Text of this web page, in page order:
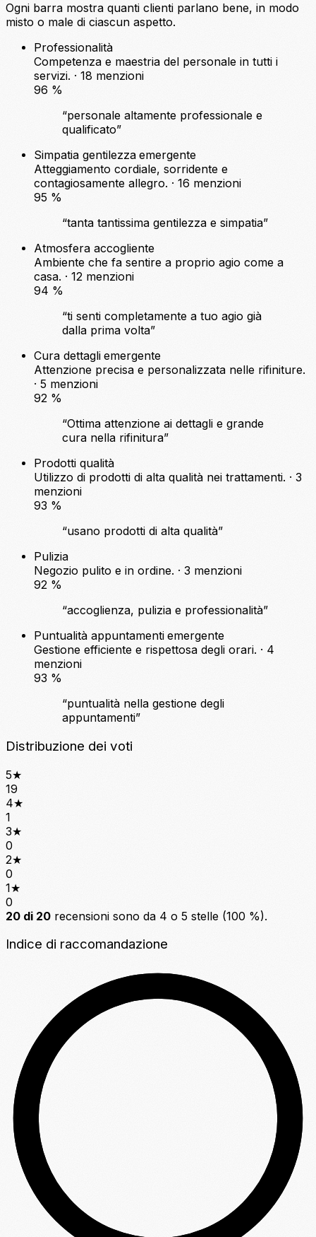
Ogni barra mostra quanti clienti parlano bene, in modo
misto o male di ciascun aspetto.
Professionalità
Competenza e maestria del personale in tutti i
servizi. · 18 menzioni
96 %
“personale altamente professionale e
qualificato”
Simpatia gentilezza emergente
Atteggiamento cordiale, sorridente e
contagiosamente allegro. · 16 menzioni
95 %
“tanta tantissima gentilezza e simpatia”
Atmosfera accogliente
Ambiente che fa sentire a proprio agio come a
casa. · 12 menzioni
94 %
“ti senti completamente a tuo agio già
dalla prima volta”
Cura dettagli emergente
Attenzione precisa e personalizzata nelle rifiniture.
· 5 menzioni
92 %
“Ottima attenzione ai dettagli e grande
cura nella rifinitura”
Prodotti qualità
Utilizzo di prodotti di alta qualità nei trattamenti. · 3
menzioni
93 %
“usano prodotti di alta qualità”
Pulizia
Negozio pulito e in ordine. · 3 menzioni
92 %
“accoglienza, pulizia e professionalità”
Puntualità appuntamenti emergente
Gestione efficiente e rispettosa degli orari. · 4
menzioni
93 %
“puntualità nella gestione degli
appuntamenti”
Distribuzione dei voti
5★
19
4★
1
3★
0
2★
0
1★
0
20 di 20 recensioni sono da 4 o 5 stelle (100 %).
Indice di raccomandazione